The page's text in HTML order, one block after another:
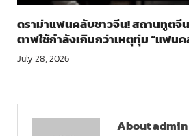
ดราม่าแฟนคลับชาวจีน! สถานทูตจี
ตาฟใช้กำลังเกินกว่าเหตุทุ่ม “แฟน
July 28, 2026
About admin